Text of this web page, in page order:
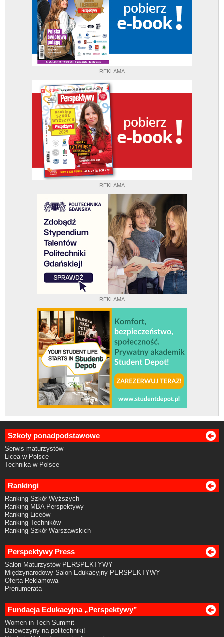
REKLAMA
REKLAMA
REKLAMA
Szkoły ponadpodstawowe
Serwis maturzystów
Licea w Polsce
Technika w Polsce
Rankingi
Ranking Szkół Wyższych
Ranking MBA Perspektywy
Ranking Liceów
Ranking Techników
Ranking Szkół Warszawskich
Perspektywy Press
Salon Maturzystów PERSPEKTYWY
Międzynarodowy Salon Edukacyjny PERSPEKTYWY
Oferta Reklamowa
Prenumerata
Fundacja Edukacyjna „Perspektywy”
Women in Tech Summit
Dziewczyny na politechniki!